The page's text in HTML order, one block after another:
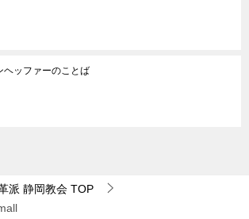
ヘッファーのことば
派 静岡教会 TOP